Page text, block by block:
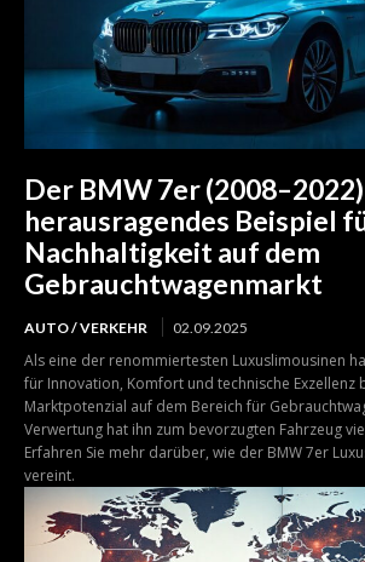
Der BMW 7er
herausragendes Beispiel
Nachhaltigkeit auf dem
Gebrauchtwagenmarkt
AUTO / VERKEHR 02.09.2025
Als eine der renommiertesten Luxuslimousinen
für Innovation, Komfort und technische Exzellenz
Marktpotenzial auf dem Bereich für
Verwertung hat ihn zum bevorzugten Fahrzeug
Erfahren Sie mehr darüber, wie der BMW 7er
vereint.